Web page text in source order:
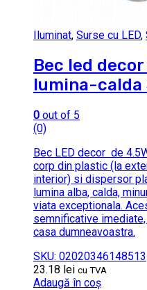
Iluminat, Surse cu LED,
Bec led
lumina-calda
0 out of 5
(0)
Bec LED decor de
corp din plastic (la
interior) si dispersor
lumina alba, calda,
viata exceptionala.
semnificative
casa dumneavoastra.
SKU: 02020346148513
23.18 lei cu TVA
Adaugă în coș